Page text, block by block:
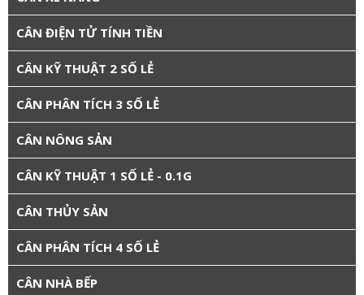
CÂN ĐIỆN TỬ TÍNH TIỀN
CÂN KỸ THUẬT 2 SỐ LẺ
CÂN PHÂN TÍCH 3 SỐ LẺ
CÂN NÔNG SẢN
CÂN KỸ THUẬT 1 SỐ LẺ - 0.1G
CÂN THỦY SẢN
CÂN PHÂN TÍCH 4 SỐ LẺ
CÂN NHÀ BẾP